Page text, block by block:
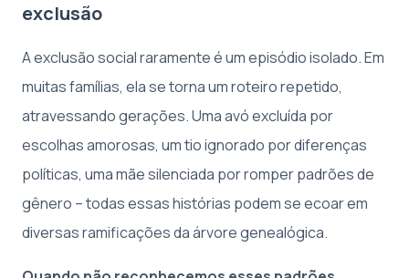
exclusão
A exclusão social raramente é um episódio isolado. Em
muitas famílias, ela se torna um roteiro repetido,
atravessando gerações. Uma avó excluída por
escolhas amorosas, um tio ignorado por diferenças
políticas, uma mãe silenciada por romper padrões de
gênero – todas essas histórias podem se ecoar em
diversas ramificações da árvore genealógica.